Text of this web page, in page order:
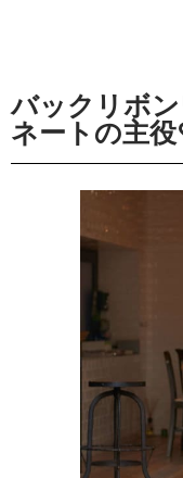
バックリボ
ネートの主